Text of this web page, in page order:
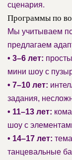
сценария.
Программы по
Мы учитываем
предлагаем
• 3–6 лет:
мини шоу с
• 7–10 лет:
задания,
• 11–13 лет:
шоу с
• 14–17 лет:
танцевальные